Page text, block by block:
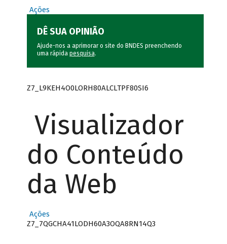
Ações
DÊ SUA OPINIÃO
Ajude-nos a aprimorar o site do BNDES preenchendo
uma rápida pesquisa.
Z7_L9KEH4O0LORH80ALCLTPF80SI6
Visualizador
do Conteúdo
da Web
Ações
Z7_7QGCHA41LODH60A3OQA8RN14Q3